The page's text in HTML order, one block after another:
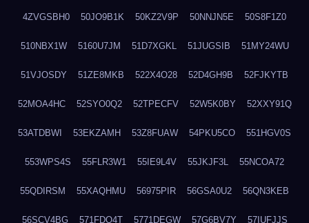
4ZVGSBH0 50JO9B1K 50KZ2V9P 50NNJN5E 50S8F1Z0
510NBX1W 5160U7JM 51D7XGKL 51JUGSIB 51MY24WU
51VJOSDY 51ZE8MKB 522X4O28 52D4GH9B 52FJKYTB
52MOA4HC 52SYO0Q2 52TPECFV 52W5K0BY 52XXY91Q
53ATDBWI 53EKZAMH 53Z8FUAW 54PKU5CO 551HGV0S
553WPS4S 55FLR3W1 55IE9L4V 55JKJF3L 55NCOA72
55QDIRSM 55XAQHMU 56975PIR 56GSA0U2 56QN3KEB
56SCV4BG 571FDQ4T 5771DEGW 57G6BV7Y 57IUFJJS